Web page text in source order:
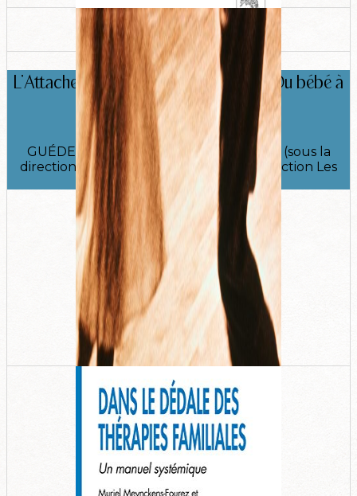
L’Attachement : approche théorique, Du bébé à
la personne âgée
GUÉDENEY Nicole, GUÉDENEY Antoine (sous la
direction de), Paris, Elsevier, Masson, collection Les
âges de la vie, 2009 (3e édition).